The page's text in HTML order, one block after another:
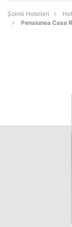
Șoimii Hotelieri
Pensiunea Casa